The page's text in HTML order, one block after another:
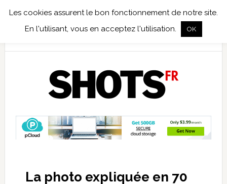
La photo expliquée en 70
Les cookies assurent le bon fonctionnement de notre site.
En l'utilisant, vous en acceptez l'utilisation.
OK